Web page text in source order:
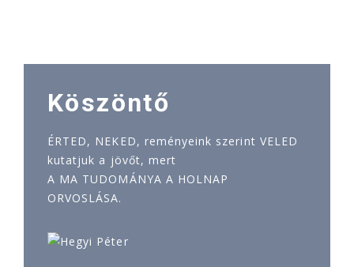
Köszöntő
ÉRTED, NEKED, reményeink szerint VELED
kutatjuk a jövőt, mert
A MA TUDOMÁNYA A HOLNAP
ORVOSLÁSA.